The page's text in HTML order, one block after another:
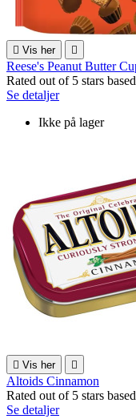
 Vis her 
Reese's Peanut Butter
Rated out of 5 stars
Se detaljer
Ikke på lager
 Vis her 
Altoids Cinnamon
Rated out of 5 stars
Se detaljer